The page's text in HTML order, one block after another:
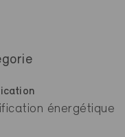
énergétique